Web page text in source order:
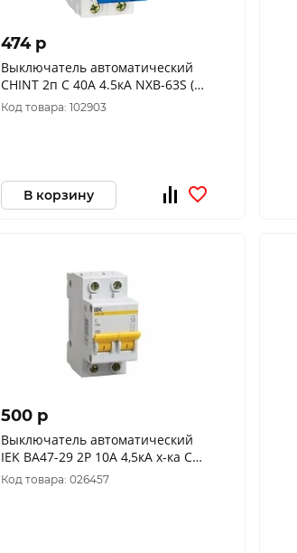
474 p
Выключатель автоматический
CHINT 2п C 40А 4.5кА NXB-63S (R)
296792
Код товара: 102903
В корзину
500 p
Выключатель автоматический
IEK ВА47-29 2Р 10А 4,5кА х-ка С
MVA20-2-010-C
Код товара: 026457